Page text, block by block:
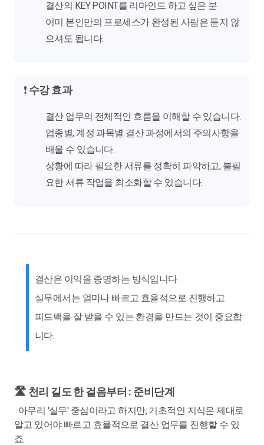
결산의 KEY POINT를 리마인드 하고 싶은 분
이미 본인만의 프로세스가 완성된 사람은 듣지 않
으셔도 됩니다.
❗ 수강 효과
결산 업무의 전체적인 흐름을 이해할 수 있습니다.
업종별, 계정 과목별 결산 과정에서의 주의사항을
배울 수 있습니다.
상황에 따라 필요한 서류를 정확히 파악하고, 불필
요한 서류 작업을 최소화할 수 있습니다.
결산은 이익을 증명하는 방식입니다.
실무에서는 얼마나 빠르고 효율적으로 진행하고
피드백을 잘 받을 수 있는 환경을 만드는 것이 중요합
니다.
🛣 천리 길도 한 걸음부터 : 준비단계
아무리 '실무' 중심이라고 하지만, 기초적인 지식은 제대로
알고 있어야 빠르고 효율적으로 결산 업무를 진행할 수 있
죠.